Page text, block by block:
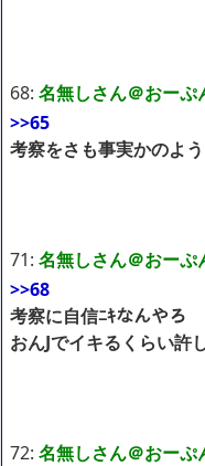
68: 名無しさん＠おーぷ
>>65
考察をさも事実かのよ
71: 名無しさん＠おーぷ
>>68
考察に自信ﾆｷなんやろ
おんJでイキるくらい許
72: 名無しさん＠おーぷ